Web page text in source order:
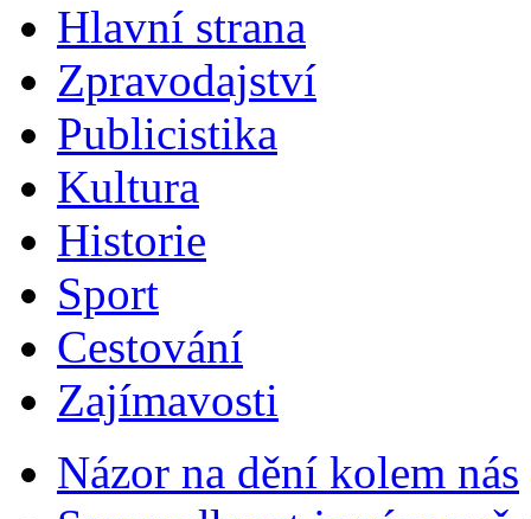
Hlavní strana
Zpravodajství
Publicistika
Kultura
Historie
Sport
Cestování
Zajímavosti
Názor na dění kolem nás